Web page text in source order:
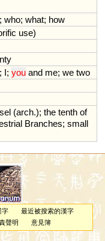
; who; what; how
use)
; I; you and me; we two
(arch.); the tenth of
Branches; small
字
最近被搜索的漢字
聲明 意見簿